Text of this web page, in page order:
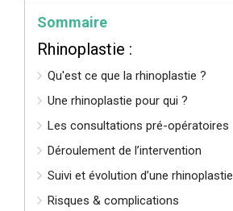
Sommaire
Rhinoplastie :
Qu'est ce que la rhinoplastie ?
Une rhinoplastie pour qui ?
Les consultations pré-opératoires
Déroulement de l’intervention
Suivi et évolution d’une rhinoplastie
Risques & complications